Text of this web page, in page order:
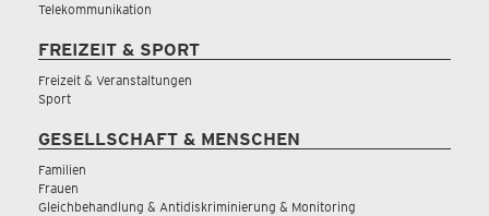
Telekommunikation
FREIZEIT & SPORT
Freizeit & Veranstaltungen
Sport
GESELLSCHAFT & MENSCHEN
Familien
Frauen
Gleichbehandlung & Antidiskriminierung & Monitoring